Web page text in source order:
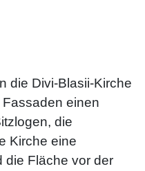
die Divi-Blasii-Kirche
einen
die
Kirche eine
die Fläche vor der